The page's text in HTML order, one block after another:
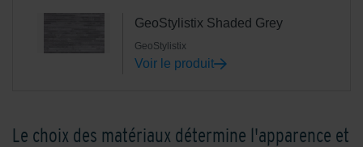
GeoStylistix Shaded Grey
GeoStylistix
Voir le produit
Le choix des matériaux détermine l'apparence et